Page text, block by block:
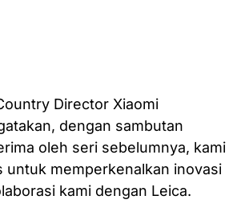
Director Xiaomi
dengan sambutan
oleh seri sebelumnya, kami
untuk memperkenalkan inovasi
kami dengan Leica.